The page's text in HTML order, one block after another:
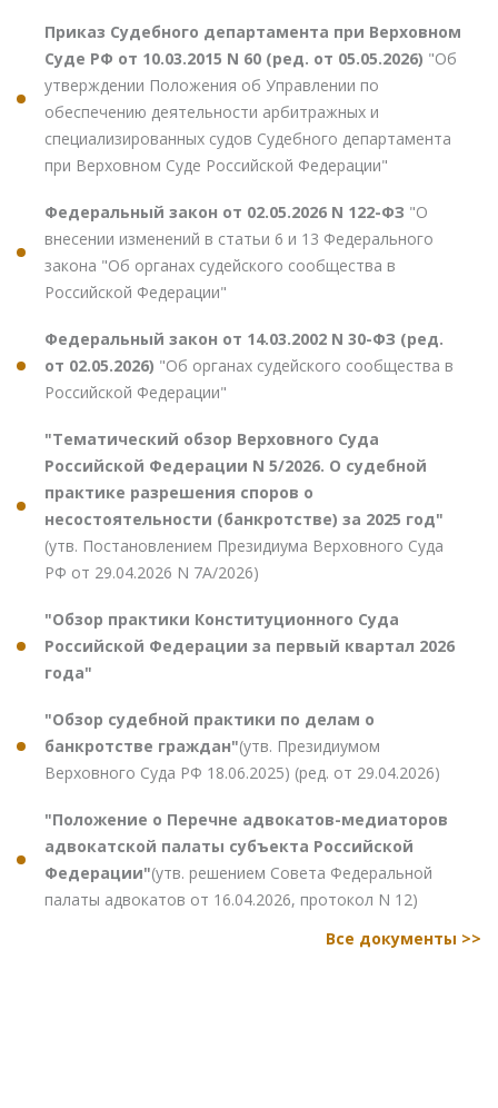
Приказ Судебного департамента при Верховном
Суде РФ от 10.03.2015 N 60 (ред. от 05.05.2026) "Об
утверждении Положения об Управлении по
обеспечению деятельности арбитражных и
специализированных судов Судебного департамента
при Верховном Суде Российской Федерации"
Федеральный закон от 02.05.2026 N 122-ФЗ "О
внесении изменений в статьи 6 и 13 Федерального
закона "Об органах судейского сообщества в
Российской Федерации"
Федеральный закон от 14.03.2002 N 30-ФЗ (ред.
от 02.05.2026) "Об органах судейского сообщества в
Российской Федерации"
"Тематический обзор Верховного Суда
Российской Федерации N 5/2026. О судебной
практике разрешения споров о
несостоятельности (банкротстве) за 2025 год"
(утв. Постановлением Президиума Верховного Суда
РФ от 29.04.2026 N 7А/2026)
"Обзор практики Конституционного Суда
Российской Федерации за первый квартал 2026
года"
"Обзор судебной практики по делам о
банкротстве граждан"(утв. Президиумом
Верховного Суда РФ 18.06.2025) (ред. от 29.04.2026)
"Положение о Перечне адвокатов-медиаторов
адвокатской палаты субъекта Российской
Федерации"(утв. решением Совета Федеральной
палаты адвокатов от 16.04.2026, протокол N 12)
Все документы >>